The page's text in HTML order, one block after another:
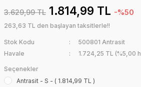
3.629,99 TL 1.814,99 TL -%50
263,63 TL den başlayan taksitlerle!!
Stok Kodu
500801 Antrasit
Havale
1.724,25 TL (%5,00
Seçenekler
Antrasit - S - ( 1.814,99 TL )